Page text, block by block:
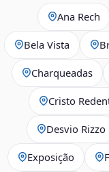
Ana Rech
Bela Vista
Charqueadas
Cristo
Desvio Rizzo
Exposição